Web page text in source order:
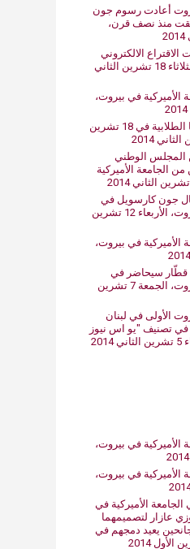
أعادت رسوم جون
منذ نصف قرن،
الاقتراع الالكتروني
في انتخاباتها الطلابية، الثلاثاء 18 تشرين الثاني
الأميركية في بيروت،
الأميركية تجري انتخاباتها الطلابية في 18 تشرين
المجلس الوطني
من الجامعة الأميركية
جون كارسويل في
الجامعة الأميركية في بيروت، الأربعاء 12 تشرين
الأميركية في بيروت،
قطّار سيحاضر في
الجامعة الأميركية في بيروت، الجمعة 7 تشرين
الأولى في لبنان
تصنيف "يو اس نيوز
الأميركية في بيروت،
الأميركية في بيروت،
الأميركية في
عازار لتصميمهما
يعيد دمجهم في